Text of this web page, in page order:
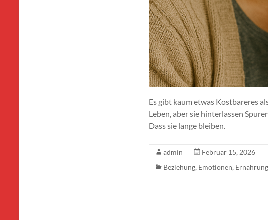
Es gibt kaum etwas Kostbareres
Leben, aber sie hinterlassen
Dass sie lange bleiben.
admin
Februar 15, 2026
Beziehung, Emotionen, Ernährung